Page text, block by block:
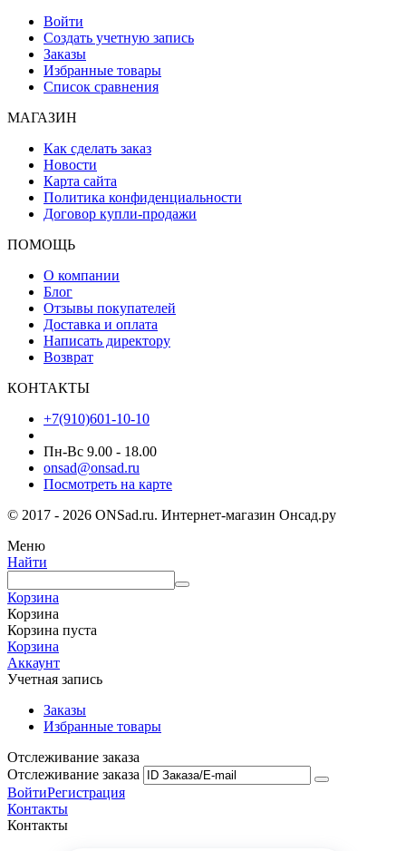
Войти
Создать учетную запись
Заказы
Избранные товары
Список сравнения
МАГАЗИН
Как сделать заказ
Новости
Карта сайта
Политика конфиденциальности
Договор купли-продажи
ПОМОЩЬ
О компании
Блог
Отзывы покупателей
Доставка и оплата
Написать директору
Возврат
КОНТАКТЫ
+7(910)601-10-10
Пн-Вс 9.00 - 18.00
onsad@onsad.ru
Посмотреть на карте
© 2017 - 2026 ONSad.ru. Интернет-магазин Онсад.ру
Меню
Найти
Корзина
Корзина
Корзина пуста
Корзина
Аккаунт
Учетная запись
Заказы
Избранные товары
Отслеживание заказа
Отслеживание заказа
ВойтиРегистрация
Контакты
Контакты